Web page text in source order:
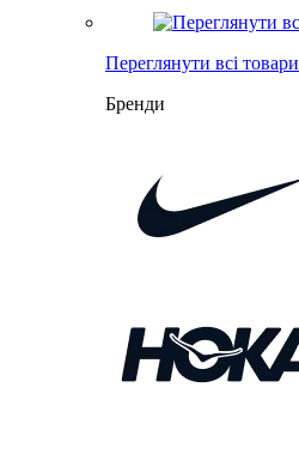
Переглянути всі товари
Бренди